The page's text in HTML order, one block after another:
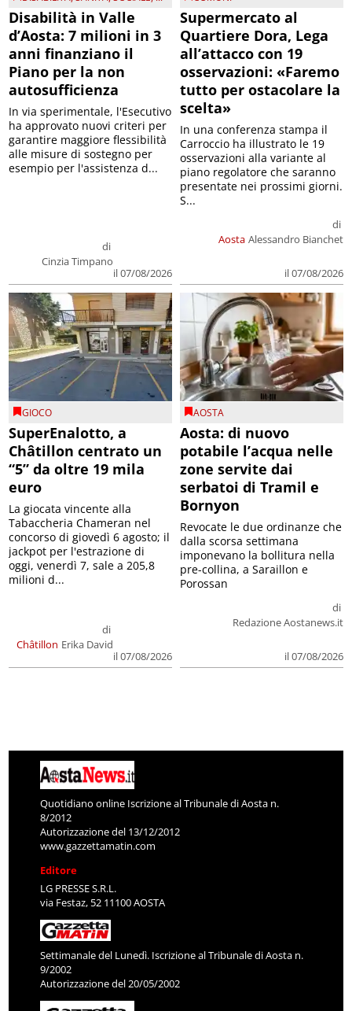
Disabilità in Valle
d’Aosta: 7 milioni in 3
anni finanziano il
Piano per la non
autosufficienza
di
Cinzia Timpano
il 07/08/2026
In via sperimentale, l'Esecutivo
ha approvato nuovi criteri per
garantire maggiore flessibilità
alle misure di sostegno per
esempio per l'assistenza d...
Supermercato al
Quartiere Dora, Lega
all’attacco con 19
osservazioni: «Faremo
tutto per ostacolare la
scelta»
Aosta
di
Alessandro Bianchet
il 07/08/2026
In una conferenza stampa il
Carroccio ha illustrato le 19
osservazioni alla variante al
piano regolatore che saranno
presentate nei prossimi giorni.
S...
GIOCO
SuperEnalotto, a
Châtillon centrato un
“5” da oltre 19 mila
euro
Châtillon
di
Erika David
il 07/08/2026
La giocata vincente alla
Tabaccheria Chameran nel
concorso di giovedì 6 agosto; il
jackpot per l'estrazione di
oggi, venerdì 7, sale a 205,8
milioni d...
AOSTA
Aosta: di nuovo
potabile l’acqua nelle
zone servite dai
serbatoi di Tramil e
Bornyon
di
Redazione Aostanews.it
il 07/08/2026
Revocate le due ordinanze che
dalla scorsa settimana
imponevano la bollitura nella
pre-collina, a Saraillon e
Porossan
Quotidiano online Iscrizione al Tribunale di Aosta n.
8/2012
Autorizzazione del 13/12/2012
www.gazzettamatin.com
Editore
LG PRESSE S.R.L.
via Festaz, 52 11100 AOSTA
Settimanale del Lunedì. Iscrizione al Tribunale di Aosta n.
9/2002
Autorizzazione del 20/05/2002